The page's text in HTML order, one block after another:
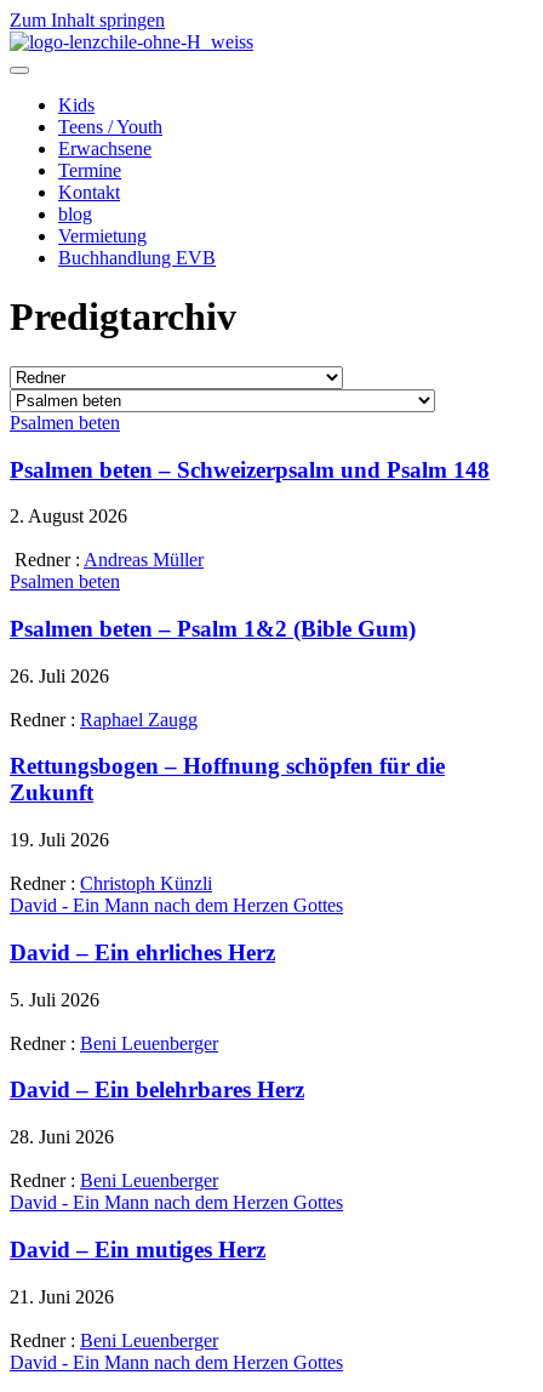
Zum Inhalt springen
Kids
Teens / Youth
Erwachsene
Termine
Kontakt
blog
Vermietung
Buchhandlung EVB
Predigtarchiv
Psalmen beten
Psalmen beten – Schweizerpsalm und Psalm 148
2. August 2026
Redner : Andreas Müller
Psalmen beten
Psalmen beten – Psalm 1&2 (Bible Gum)
26. Juli 2026
Redner : Raphael Zaugg
Rettungsbogen – Hoffnung schöpfen für die
Zukunft
19. Juli 2026
Redner : Christoph Künzli
David - Ein Mann nach dem Herzen Gottes
David – Ein ehrliches Herz
5. Juli 2026
Redner : Beni Leuenberger
David – Ein belehrbares Herz
28. Juni 2026
Redner : Beni Leuenberger
David - Ein Mann nach dem Herzen Gottes
David – Ein mutiges Herz
21. Juni 2026
Redner : Beni Leuenberger
David - Ein Mann nach dem Herzen Gottes